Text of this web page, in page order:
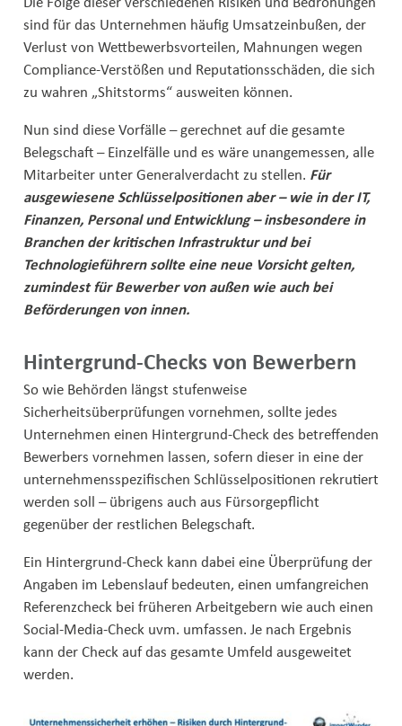
sind für das Unternehmen häufig Umsatzeinbußen, der
Verlust von Wettbewerbsvorteilen, Mahnungen wegen
Compliance-Verstößen und Reputationsschäden, die sich
zu wahren „Shitstorms“ ausweiten können.
Nun sind diese Vorfälle – gerechnet auf die gesamte
Belegschaft – Einzelfälle und es wäre unangemessen, alle
Mitarbeiter unter Generalverdacht zu stellen. Für
ausgewiesene Schlüsselpositionen aber – wie in der IT,
Finanzen, Personal und Entwicklung – insbesondere in
Branchen der kritischen Infrastruktur und bei
Technologieführern sollte eine neue Vorsicht gelten,
zumindest für Bewerber von außen wie auch bei
Beförderungen von innen.
Hintergrund-Checks von Bewerbern
So wie Behörden längst stufenweise
Sicherheitsüberprüfungen vornehmen, sollte jedes
Unternehmen einen Hintergrund-Check des betreffenden
Bewerbers vornehmen lassen, sofern dieser in eine der
unternehmensspezifischen Schlüsselpositionen rekrutiert
werden soll – übrigens auch aus Fürsorgepflicht
gegenüber der restlichen Belegschaft.
Ein Hintergrund-Check kann dabei eine Überprüfung der
Angaben im Lebenslauf bedeuten, einen umfangreichen
Referenzcheck bei früheren Arbeitgebern wie auch einen
Social-Media-Check uvm. umfassen. Je nach Ergebnis
kann der Check auf das gesamte Umfeld ausgeweitet
werden.